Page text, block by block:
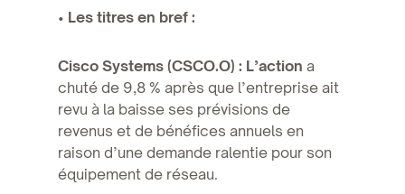
• Les titres en bref :
Cisco Systems (CSCO.O) : L’action a
chuté de 9,8 % après que l’entreprise ait
revu à la baisse ses prévisions de
revenus et de bénéfices annuels en
raison d’une demande ralentie pour son
équipement de réseau.